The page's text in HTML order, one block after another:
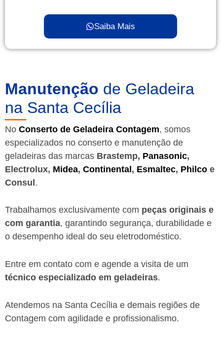
Saiba Mais
Manutenção de Geladeira
na Santa Cecília
No Conserto de Geladeira Contagem, somos
especializados no conserto e manutenção de
geladeiras das marcas Brastemp, Panasonic,
Electrolux, Midea, Continental, Esmaltec, Philco e
Consul.
Trabalhamos exclusivamente com peças originais e
com garantia, garantindo segurança, durabilidade e
o desempenho ideal do seu eletrodoméstico.
Entre em contato com e agende a visita de um
técnico especializado em geladeiras.
Atendemos na Santa Cecília e demais regiões de
Contagem com agilidade e profissionalismo.